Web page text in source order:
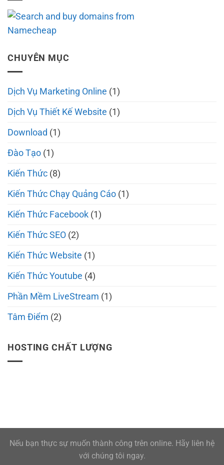
CHUYÊN MỤC
Dịch Vụ Marketing Online (1)
Dịch Vụ Thiết Kế Website (1)
Download (1)
Đào Tạo (1)
Kiến Thức (8)
Kiến Thức Chạy Quảng Cáo (1)
Kiến Thức Facebook (1)
Kiến Thức SEO (2)
Kiến Thức Website (1)
Kiến Thức Youtube (4)
Phần Mềm LiveStream (1)
Tâm Điểm (2)
HOSTING CHẤT LƯỢNG
Nếu bạn thực sự muốn thành công trên online. Hãy liên hệ
với chúng tôi ngay.